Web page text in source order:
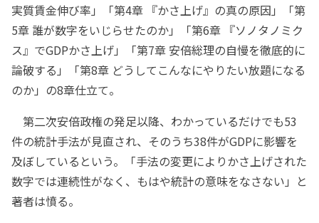
実質賃金伸び率」「第4章 『かさ上げ』の真の原因」「第
5章 誰が数字をいじらせたのか」「第6章 『ソノタノミク
ス』でGDPかさ上げ」「第7章 安倍総理の自慢を徹底的に
論破する」「第8章 どうしてこんなにやりたい放題になる
のか」の8章仕立て。
第二次安倍政権の発足以降、わかっているだけでも53
件の統計手法が見直され、そのうち38件がGDPに影響を
及ぼしているという。「手法の変更によりかさ上げされた
数字では連続性がなく、もはや統計の意味をなさない」と
著者は憤る。